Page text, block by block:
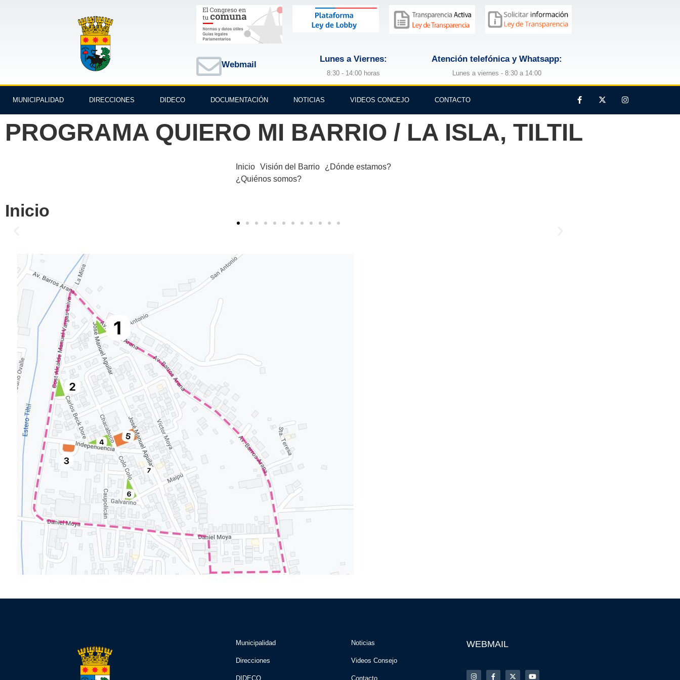
Webmail
Lunes a Viernes:
8:30 - 14:00 horas
Atención telefónica y Whatsapp:
Lunes a viernes - 8:30 a 14:00
MUNICIPALIDAD DIRECCIONES DIDECO DOCUMENTACIÓN NOTICIAS VIDEOS CONCEJO CONTACTO
PROGRAMA QUIERO MI BARRIO / LA ISLA, TILTIL
Inicio Visión del Barrio
¿Dónde estamos?
¿Quiénos somos?
Inicio
Amigos de la Naturaleza, 2022
Municipalidad
Direcciones
DIDECO
Noticias
Videos Consejo
Contacto
WEBMAIL